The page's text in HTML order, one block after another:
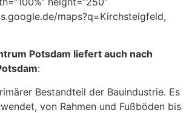
maps?q=Kirchsteigfeld,
Potsdam liefert auch nach
:
Bestandteil der Bauindustrie. Es
von Rahmen und Fußböden bis